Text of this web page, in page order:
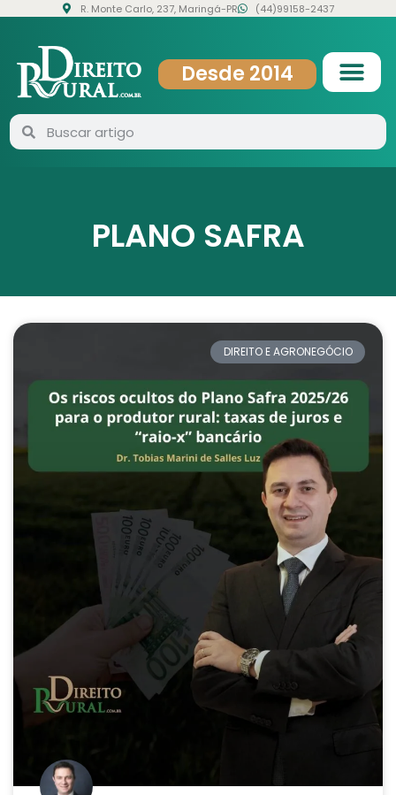
R. Monte Carlo, 237, Maringá-PR (44)99158-2437
Desde 2014
PLANO SAFRA
DIREITO E AGRONEGÓCIO